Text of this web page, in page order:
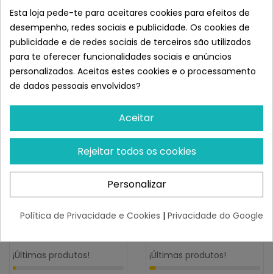
esta trela é ideal para passeios diários.
Semelhante a Gloria Red Dingo
Correa para Perro Style WHITE
SPOTS
IBERIAN PETS
4mmx1m
¡Últimas produtos!
IBERIAN PETS
Mosqueton 3.5mmx80cm
¡Últimas produtos!
Esta loja pede-te para aceitares cookies para efeitos de
desempenho, redes sociais e publicidade. Os cookies de
publicidade e de redes sociais de terceiros são utilizados
para te oferecer funcionalidades sociais e anúncios
personalizados. Aceitas estes cookies e o processamento
de dados pessoais envolvidos?
Aceitar
Rejeitar todos os cookies
Personalizar
Política de Privacidade e Cookies | Privacidade do Google